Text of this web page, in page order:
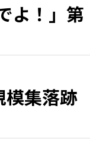
よ！」第
模集落跡